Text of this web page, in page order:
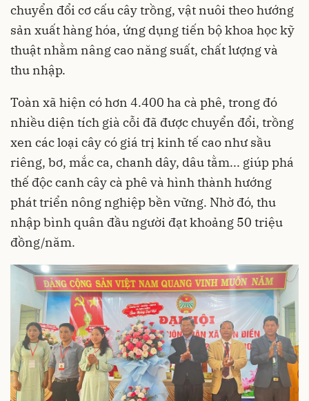
chuyển đổi cơ cấu cây trồng, vật nuôi theo hướng
sản xuất hàng hóa, ứng dụng tiến bộ khoa học kỹ
thuật nhằm nâng cao năng suất, chất lượng và
thu nhập.
Toàn xã hiện có hơn 4.400 ha cà phê, trong đó
nhiều diện tích già cỗi đã được chuyển đổi, trồng
xen các loại cây có giá trị kinh tế cao như sầu
riêng, bơ, mắc ca, chanh dây, dâu tằm... giúp phá
thế độc canh cây cà phê và hình thành hướng
phát triển nông nghiệp bền vững. Nhờ đó, thu
nhập bình quân đầu người đạt khoảng 50 triệu
đồng/năm.